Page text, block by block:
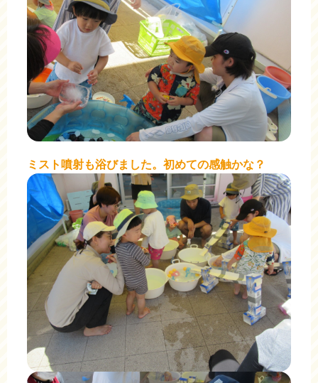
ミスト噴射も浴びました。初めての感触かな？